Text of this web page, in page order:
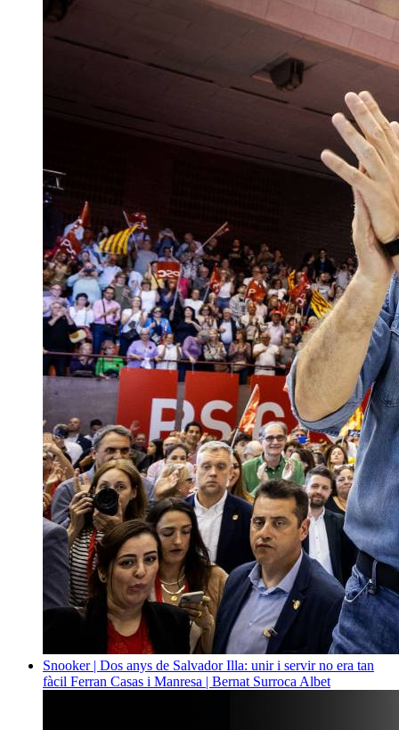
Snooker | Dos anys de Salvador Illa: unir i servir no era tan
fàcil Ferran Casas i Manresa | Bernat Surroca Albet